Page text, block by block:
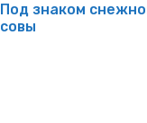
Под знаком
совы